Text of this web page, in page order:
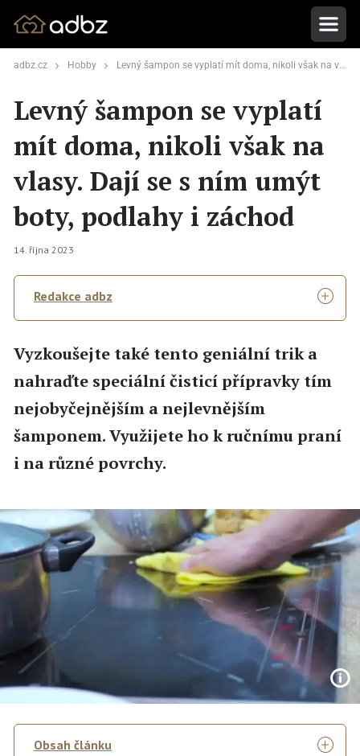
adbz.cz Hobby Levný šampon se vyplatí mít doma, nikoli však na vlasy. Dají se s ním umýt boty, podlahy i záchod
Levný šampon se vyplatí
mít doma, nikoli však na
vlasy. Dají se s ním umýt
boty, podlahy i záchod
14. října 2023
Redakce adbz
Vyzkoušejte také tento geniální trik a
nahraďte speciální čisticí přípravky tím
nejobyčejnějším a nejlevnějším
šamponem. Využijete ho k ručnímu praní
i na různé povrchy.
Obsah článku